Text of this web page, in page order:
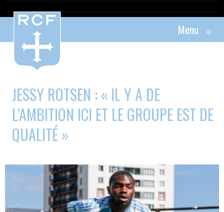
Menu ≡
JESSY ROTSEN : « IL Y A DE
L’AMBITION ICI ET LE GROUPE EST DE
QUALITÉ »